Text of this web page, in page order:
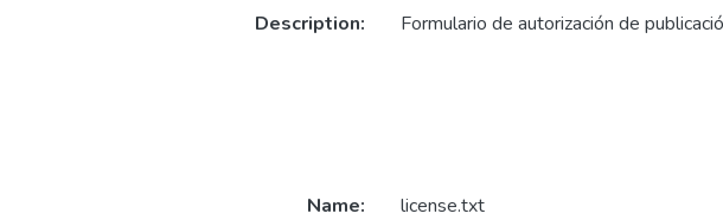
Description:
Formulario de autorización de
Name:
license.txt